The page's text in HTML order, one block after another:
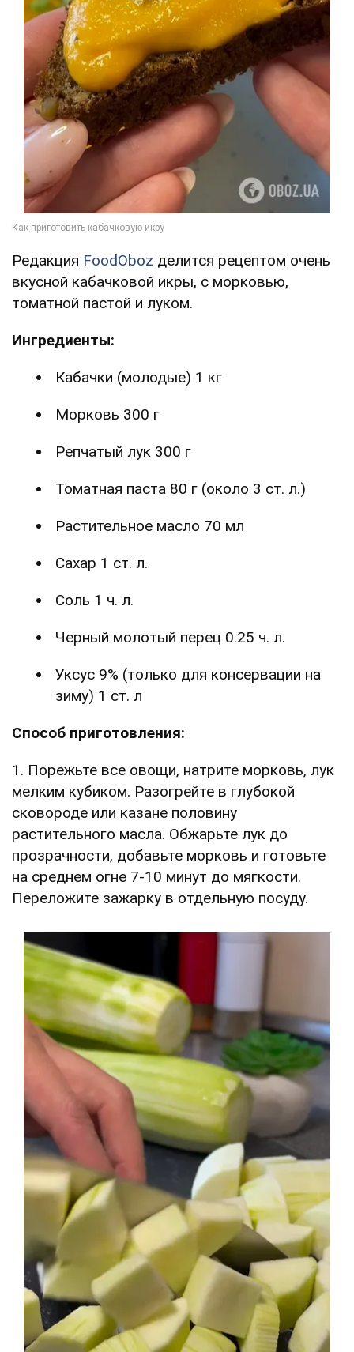
Редакция FoodOboz делится рецептом очень
вкусной кабачковой икры, с морковью,
томатной пастой и луком.
Ингредиенты:
Кабачки (молодые) 1 кг
Морковь 300 г
Репчатый лук 300 г
Томатная паста 80 г (около 3 ст. л.)
Растительное масло 70 мл
Сахар 1 ст. л.
Соль 1 ч. л.
Черный молотый перец 0.25 ч. л.
Уксус 9% (только для консервации на
зиму) 1 ст. л
Способ приготовления:
1. Порежьте все овощи, натрите морковь, лук
мелким кубиком. Разогрейте в глубокой
сковороде или казане половину
растительного масла. Обжарьте лук до
прозрачности, добавьте морковь и готовьте
на среднем огне 7-10 минут до мягкости.
Переложите зажарку в отдельную посуду.